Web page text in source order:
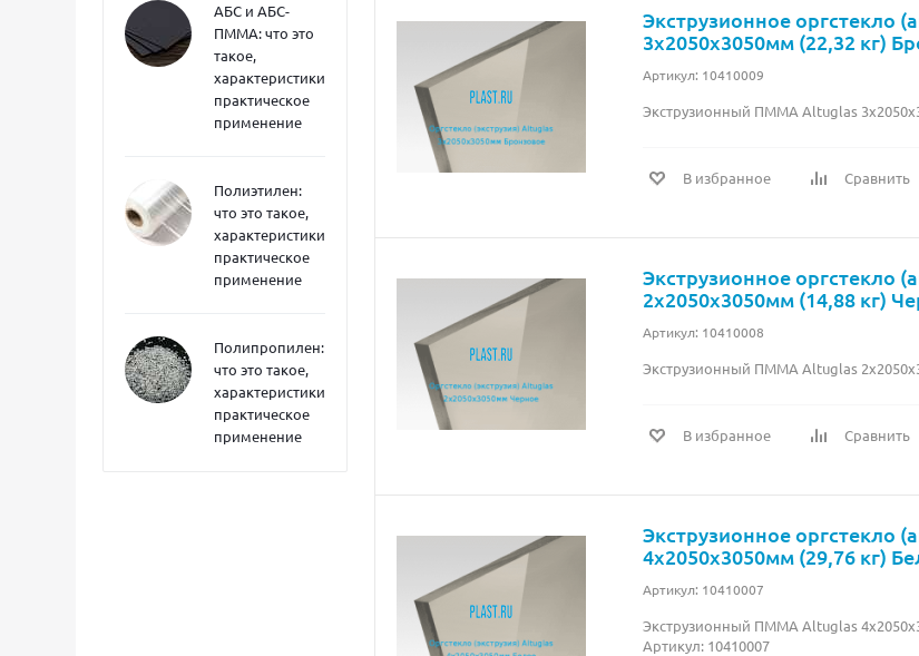
АБС и АБС-
ПММА: что это
такое,
характеристики,
практическое
применение
Полиэтилен:
что это такое,
характеристики,
практическое
применение
Полипропилен:
что это такое,
характеристики,
практическое
применение
Экструзионное оргстекло
3х2050х3050мм (22,32 кг)
Артикул: 10410009
Экструзионный ПММА Altuglas
В избранное Сравнить
Экструзионное оргстекло
2х2050х3050мм (14,88 кг)
Артикул: 10410008
Экструзионный ПММА Altuglas
В избранное Сравнить
Экструзионное оргстекло
4х2050х3050мм (29,76 кг)
Артикул: 10410007
Экструзионный ПММА Altuglas
Артикул: 10410007